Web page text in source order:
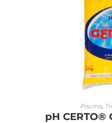
LEIA
Piscina
pH CERTO®